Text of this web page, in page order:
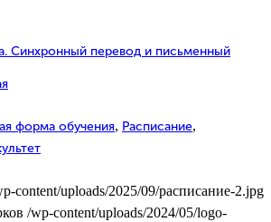
Синхронный перевод и письменный
форма обучения, Расписание,
content/uploads/2025/09/расписание-2.jpg
/wp-content/uploads/2024/05/logo-